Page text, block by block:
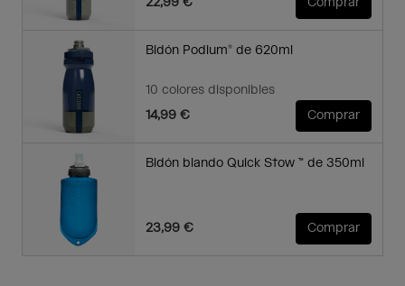
Bidón Podium® de 620ml
10 colores disponibles
14,99 €
Comprar
Bidón blando Quick Stow ™ de 350ml
23,99 € Comprar